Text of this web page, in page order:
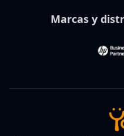
Marcas y